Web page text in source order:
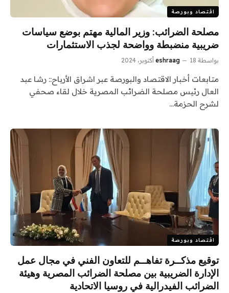
اقتصاد وبورصة
مصلحة الضرائب: وزير المالية مهتم بوضع سياسات
ضريبية منضبطة وواضحة لجذب الاستثمارات
بواسطة eshraag 18 أكتوبر، 2024
متابعات أخبار الاقتصاد والبورصة عبر اشراق الأرباح:: رشا عبد
العال رئيس مصلحة الضرائب المصرية خلال لقاء صحفي
لشرح الحزمة…
اقتصاد وبورصة
توقيع مذكــرة تفاهــم للتعاون الفني في مجال عمل
الإدارة الضريبية بين مصلحة الضرائب المصرية وهيئة
الضرائب الفيدرالية في روسيا الاتحادية